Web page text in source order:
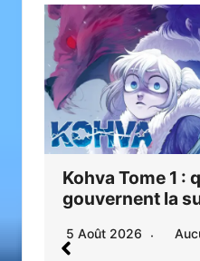
Kohva Tome 1 :
gouvernent la
5 Août 2026